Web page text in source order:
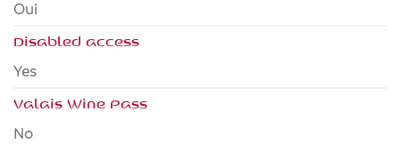
Oui
Disabled access
yes
Valais Wine Pass
no